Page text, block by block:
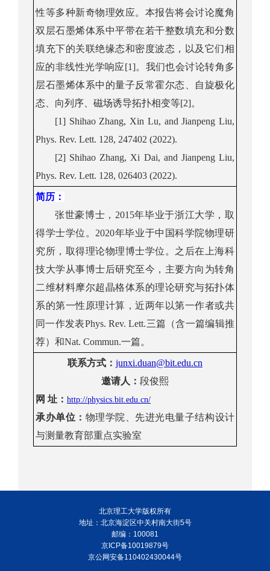
性等多种新奇物理效应。本报告将会讨论魔角
双层石墨烯体系中平带在若干整数填充和分数
填充下的关联绝缘态和密度波态，以及它们相
应的非线性光学响应[1]。我们也会讨论转角多
层石墨烯体系中的量子反常霍尔态、自旋极化
态、向列序、磁场诱导拓扑相变等[2]。
[1] Shihao Zhang, Xin Lu, and Jianpeng Liu,
Phys. Rev. Lett. 128, 247402 (2022).
[2] Shihao Zhang, Xi Dai, and Jianpeng Liu,
Phys. Rev. Lett. 128, 026403 (2022).
简历 ：
张世豪博士， 2015年毕业于浙江大学，取
得学士学位。 2020年毕业于中国科学院物理研
究所，取得理论物理博士学位。之后在上海科
技大学从事博士后研究至今，主要方向为转角
二维材料摩尔超晶格体系的理论研究与拓扑体
系的第一性原理计算，近两年以第一作者或共
同一作发表Phys. Rev. Lett.三篇（含一篇编辑推
荐）和Nat. Commun.一篇。
联系方式 ： junxi.duan@bit.edu.cn
邀请人： 段俊熙
网 址： http://physics.bit.edu.cn/
承办单位： 物理学院 、先进光电量子结构设计
与测量教育部重点实验室
北京理工大学版权所有
地址：北京海淀区中关村南大街5号
邮编：100081
京ICP备10019879号
京公网安备110402430044号